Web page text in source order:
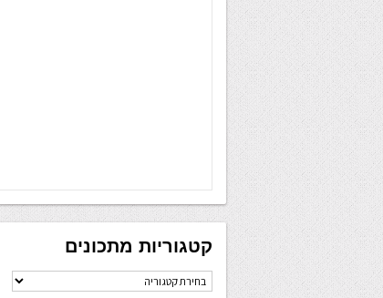
קטגוריות מתכונים
קטגוריות
מתכונים